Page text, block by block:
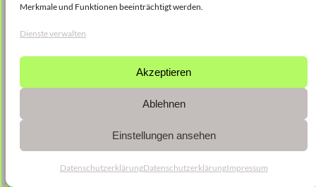
Merkmale und Funktionen beeinträchtigt werden.
Dienste verwalten
Akzeptieren
Ablehnen
Einstellungen ansehen
DatenschutzerklärungDatenschutzerklärungImpressum